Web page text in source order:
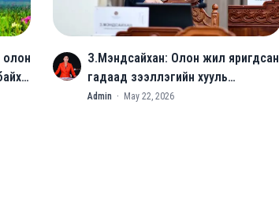
олон
A
З.Мэндсайхан: Олон жил яригдсан
гадаад зээллэгийн хууль
батлагдлаа
Admin · May 22, 2026